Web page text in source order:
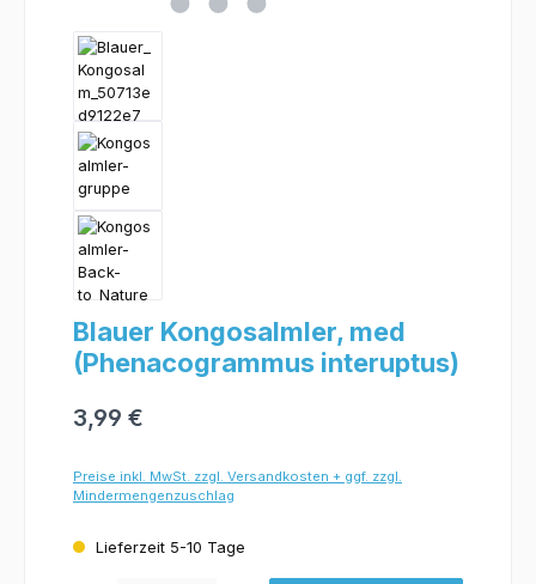
Blauer Kongosalmler, med
(Phenacogrammus interuptus)
3,99 €
Preise inkl. MwSt. zzgl. Versandkosten + ggf. zzgl.
Mindermengenzuschlag
Lieferzeit 5-10 Tage